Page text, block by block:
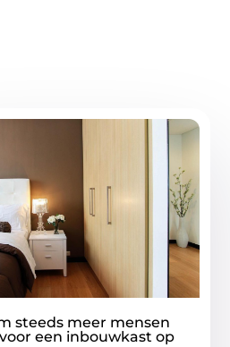
steeds meer mensen
een inbouwkast op